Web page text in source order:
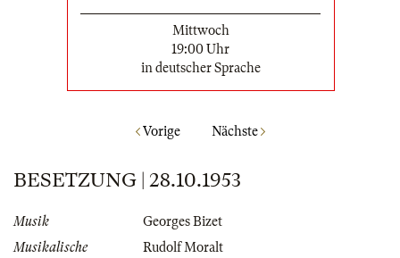
Mittwoch
19:00 Uhr
in deutscher Sprache
Vorige Nächste
BESETZUNG | 28.10.1953
Musik
Georges Bizet
Musikalische
Rudolf Moralt